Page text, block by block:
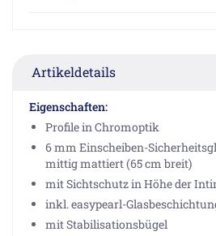
Artikeldetails
Eigenschaften:
Profile in Chromoptik
6 mm Einscheiben-
mittig mattiert (65 cm breit)
mit Sichtschutz in Höhe der
inkl. easypearl-
mit Stabilisationsbügel